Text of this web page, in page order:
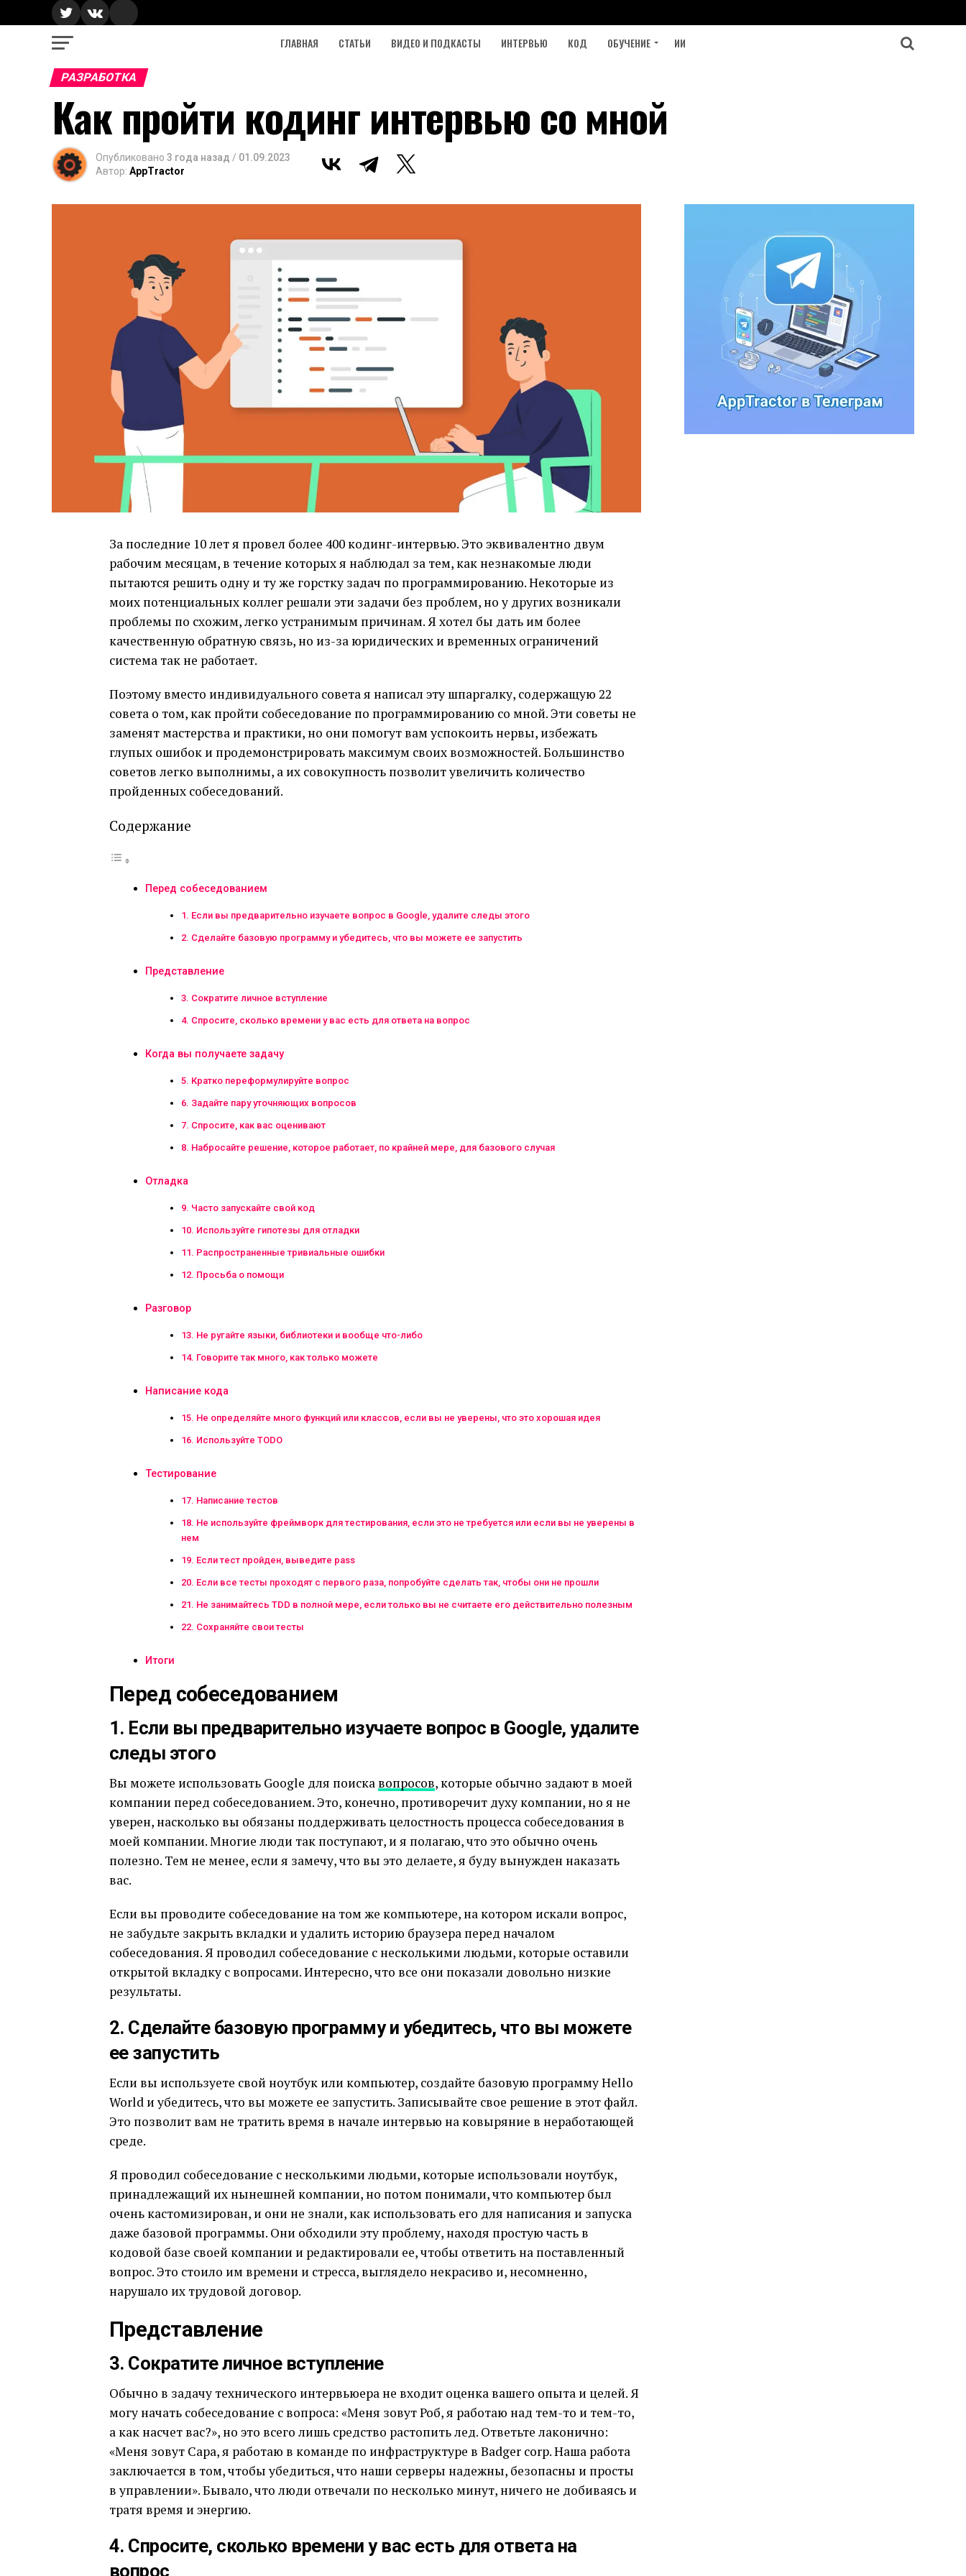
ГЛАВНАЯ СТАТЬИ ВИДЕО И ПОДКАСТЫ ИНТЕРВЬЮ КОД ОБУЧЕНИЕ ИИ
РАЗРАБОТКА
Как пройти кодинг интервью со мной
Опубликовано 3 года назад / 01.09.2023
Автор: AppTractor
За последние 10 лет я провел более 400 кодинг-интервью. Это эквивалентно двум
рабочим месяцам, в течение которых я наблюдал за тем, как незнакомые люди
пытаются решить одну и ту же горстку задач по программированию. Некоторые из
моих потенциальных коллег решали эти задачи без проблем, но у других возникали
проблемы по схожим, легко устранимым причинам. Я хотел бы дать им более
качественную обратную связь, но из-за юридических и временных ограничений
система так не работает.
Поэтому вместо индивидуального совета я написал эту шпаргалку, содержащую 22
совета о том, как пройти собеседование по программированию со мной. Эти советы не
заменят мастерства и практики, но они помогут вам успокоить нервы, избежать
глупых ошибок и продемонстрировать максимум своих возможностей. Большинство
советов легко выполнимы, а их совокупность позволит увеличить количество
пройденных собеседований.
Содержание
Перед собеседованием
1. Если вы предварительно изучаете вопрос в Google, удалите следы этого
2. Сделайте базовую программу и убедитесь, что вы можете ее запустить
Представление
3. Сократите личное вступление
4. Спросите, сколько времени у вас есть для ответа на вопрос
Когда вы получаете задачу
5. Кратко переформулируйте вопрос
6. Задайте пару уточняющих вопросов
7. Спросите, как вас оценивают
8. Набросайте решение, которое работает, по крайней мере, для базового случая
Отладка
9. Часто запускайте свой код
10. Используйте гипотезы для отладки
11. Распространенные тривиальные ошибки
12. Просьба о помощи
Разговор
13. Не ругайте языки, библиотеки и вообще что-либо
14. Говорите так много, как только можете
Написание кода
15. Не определяйте много функций или классов, если вы не уверены, что это хорошая идея
16. Используйте TODO
Тестирование
17. Написание тестов
18. Не используйте фреймворк для тестирования, если это не требуется или если вы не уверены в
нем
19. Если тест пройден, выведите pass
20. Если все тесты проходят с первого раза, попробуйте сделать так, чтобы они не прошли
21. Не занимайтесь TDD в полной мере, если только вы не считаете его действительно полезным
22. Сохраняйте свои тесты
Итоги
Перед собеседованием
1. Если вы предварительно изучаете вопрос в Google, удалите
следы этого
Вы можете использовать Google для поиска вопросов, которые обычно задают в моей
компании перед собеседованием. Это, конечно, противоречит духу компании, но я не
уверен, насколько вы обязаны поддерживать целостность процесса собеседования в
моей компании. Многие люди так поступают, и я полагаю, что это обычно очень
полезно. Тем не менее, если я замечу, что вы это делаете, я буду вынужден наказать
вас.
Если вы проводите собеседование на том же компьютере, на котором искали вопрос,
не забудьте закрыть вкладки и удалить историю браузера перед началом
собеседования. Я проводил собеседование с несколькими людьми, которые оставили
открытой вкладку с вопросами. Интересно, что все они показали довольно низкие
результаты.
2. Сделайте базовую программу и убедитесь, что вы можете
ее запустить
Если вы используете свой ноутбук или компьютер, создайте базовую программу Hello
World и убедитесь, что вы можете ее запустить. Записывайте свое решение в этот файл.
Это позволит вам не тратить время в начале интервью на ковыряние в неработающей
среде.
Я проводил собеседование с несколькими людьми, которые использовали ноутбук,
принадлежащий их нынешней компании, но потом понимали, что компьютер был
очень кастомизирован, и они не знали, как использовать его для написания и запуска
даже базовой программы. Они обходили эту проблему, находя простую часть в
кодовой базе своей компании и редактировали ее, чтобы ответить на поставленный
вопрос. Это стоило им времени и стресса, выглядело некрасиво и, несомненно,
нарушало их трудовой договор.
Представление
3. Сократите личное вступление
Обычно в задачу технического интервьюера не входит оценка вашего опыта и целей. Я
могу начать собеседование с вопроса: «Меня зовут Роб, я работаю над тем-то и тем-то,
а как насчет вас?», но это всего лишь средство растопить лед. Ответьте лаконично:
«Меня зовут Сара, я работаю в команде по инфраструктуре в Badger corp. Наша работа
заключается в том, чтобы убедиться, что наши серверы надежны, безопасны и просты
в управлении». Бывало, что люди отвечали по несколько минут, ничего не добиваясь и
тратя время и энергию.
4. Спросите, сколько времени у вас есть для ответа на
вопрос